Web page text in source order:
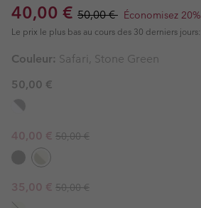
Sale price:
40,00 € Regular price:
50,00 € Économisez 20%
Le prix le plus bas au cours des 30 derniers jours:
Couleur: Safari, Stone Green
50,00 €
Sale price:
40,00 € Regular price:
50,00 €
Sale price:
35,00 € Regular price:
50,00 €